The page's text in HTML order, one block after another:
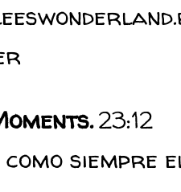
23:12
siempre